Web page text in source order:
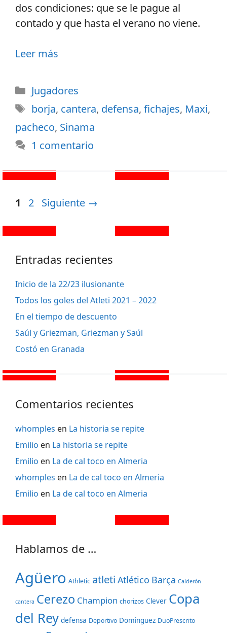
dos condiciones: que se le pague al
contado y que hasta el verano no viene.
Leer más
Jugadores
borja, cantera, defensa, fichajes, Maxi,
pacheco, Sinama
1 comentario
1 2 Siguiente →
Entradas recientes
Inicio de la 22/23 ilusionante
Todos los goles del Atleti 2021 – 2022
En el tiempo de descuento
Saúl y Griezman, Griezman y Saúl
Costó en Granada
Comentarios recientes
whomples en La historia se repite
Emilio en La historia se repite
Emilio en La de cal toco en Almeria
whomples en La de cal toco en Almeria
Emilio en La de cal toco en Almeria
Hablamos de …
Agüero Athletic atleti Atlético Barça Calderón
cantera Cerezo Champion chorizos Clever Copa
del Rey defensa Deportivo Dominguez DuoPrescrito